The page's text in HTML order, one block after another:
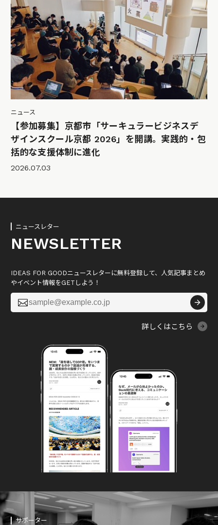
ニュース
【参加募集】京都市「サーキュラービジネスデ
ザインスクール京都 2026」を開講。実践的・包
括的な支援体制に進化
2026.07.03
ニュースレター
NEWSLETTER
IDEAS FOR GOODニュースレターに無料登録して、人気記事まとめ
やイベント情報をGETしよう！

詳しくはこちら
サポーター